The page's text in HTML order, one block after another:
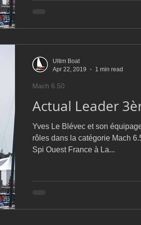
Actual Leader
Yves Le Blévec et son
rôles dans la catégorie Mach
Spi Ouest France à La...
Mach 6.50
Ultim Boat
Apr 22, 2019
1 min read